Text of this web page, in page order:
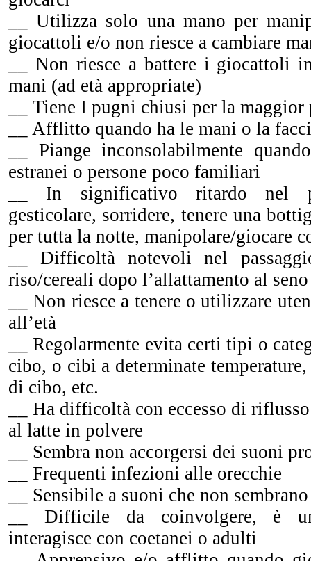
__ Utilizza solo una mano per
giocattoli e/o non riesce a cambiare
__ Non riesce a battere i giocattoli
mani (ad età appropriate)
__ Tiene I pugni chiusi per la
__ Afflitto quando ha le mani o la
__ Piange inconsolabilmente
estranei o persone poco familiari
__ In significativo ritardo nel
gesticolare, sorridere, tenere una
per tutta la notte, manipolare/giocare
__ Difficoltà notevoli nel
riso/cereali dopo l’allattamento al seno
__ Non riesce a tenere o utilizzare
all’età
__ Regolarmente evita certi tipi o
cibo, o cibi a determinate
di cibo, etc.
__ Ha difficoltà con eccesso di
al latte in polvere
__ Sembra non accorgersi dei suoni
__ Frequenti infezioni alle orecchie
__ Sensibile a suoni che non
__ Difficile da coinvolgere, è
interagisce con coetanei o adulti